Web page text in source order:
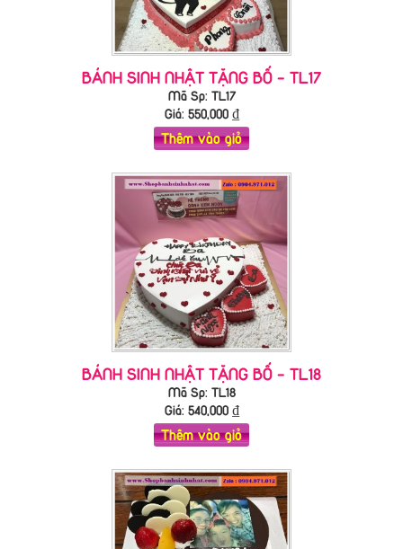
BÁNH SINH NHẬT TẶNG BỐ - TL17
Mã Sp: TL17
Giá: 550,000₫
Thêm vào giỏ
BÁNH SINH NHẬT TẶNG BỐ - TL18
Mã Sp: TL18
Giá: 540,000₫
Thêm vào giỏ